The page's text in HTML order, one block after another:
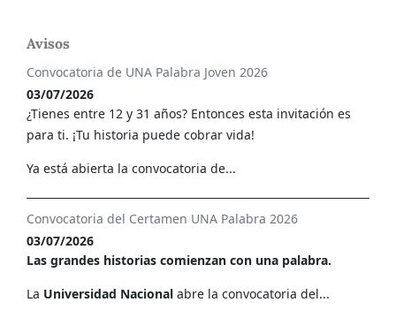
Avisos
Convocatoria de UNA Palabra Joven 2026
03/07/2026
¿Tienes entre 12 y 31 años? Entonces esta invitación es
para ti. ¡Tu historia puede cobrar vida!
Ya está abierta la convocatoria de...
Convocatoria del Certamen UNA Palabra 2026
03/07/2026
Las grandes historias comienzan con una palabra.
La Universidad Nacional abre la convocatoria del...